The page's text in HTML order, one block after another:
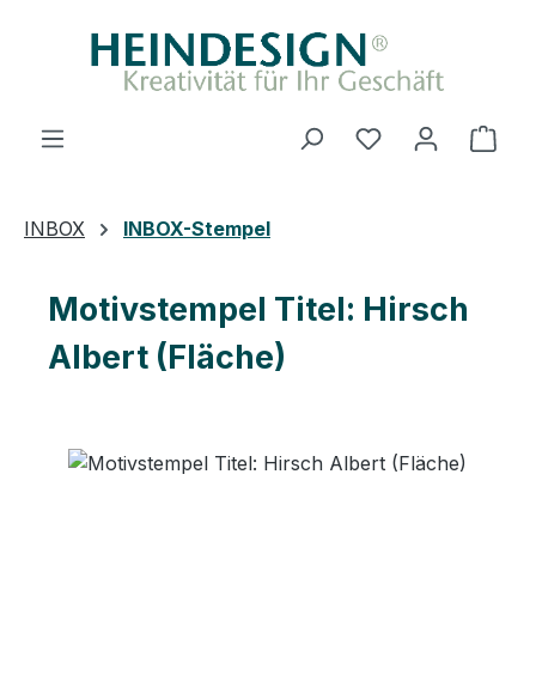
Zum Hauptinhalt springen
Du hast 0
INBOX INBOX-Stempel
Motivstempel Titel: Hirsch
Albert (Fläche)